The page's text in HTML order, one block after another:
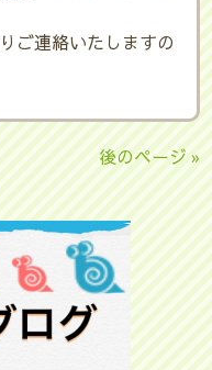
ご連絡いたしますの
後のページ »